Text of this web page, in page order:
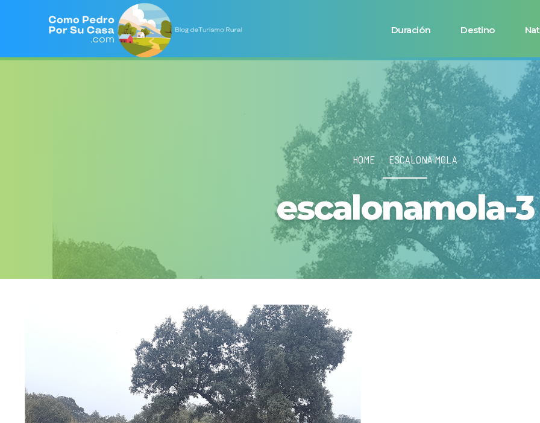
Duración Destino
HOME ESCALONA MOLA
escalonamola-3